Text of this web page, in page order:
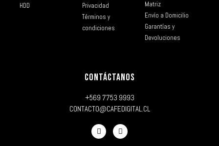
HDD
Privacidad
Términos y
condiciones
Matriz
Envío a Domicilio
Garantías y
Devoluciones
CONTÁCTANOS
+569 7753 9993
CONTACTO@CAFEDIGITAL.CL